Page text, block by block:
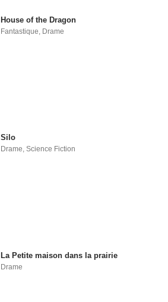
House of the Dragon
Fantastique, Drame
Silo
Drame,Science Fiction
La Petite maison dans la prairie
Drame